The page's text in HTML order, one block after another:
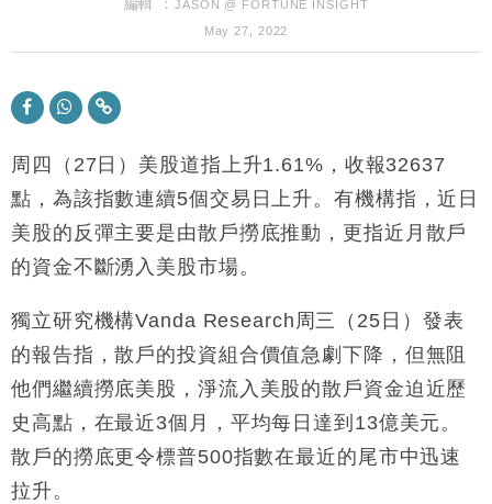
財經｜華僑銀行上半年淨利創新高 中期息增15%至
47仙
17:33
及消費表現
損失近6900萬元
16:05
財經｜日經失守6.5萬點後回穩 全周仍升近2%
15:47
粦接任
15:11
13:44
財經｜內地7月美元計價出口增近24%勝預期 貿易順
差達1125億美元
12:44
財經｜日本春季三度入市撐日圓 4月單日斥6.28萬億
日圓干預創新高
11:12
國際｜特朗普料美伊戰事快結束 承認部分彈藥庫存緊
編輯 ：JASON @ FORTUNE INSIGHT
May 27, 2022
周四（27日）美股道指上升1.61%，收報32637
點，為該指數連續5個交易日上升。有機構指，近日
美股的反彈主要是由散戶撈底推動，更指近月散戶
的資金不斷湧入美股市場。
獨立研究機構Vanda Research周三（25日）發表
的報告指，散戶的投資組合價值急劇下降，但無阻
他們繼續撈底美股，淨流入美股的散戶資金迫近歷
史高點，在最近3個月，平均每日達到13億美元。
散戶的撈底更令標普500指數在最近的尾市中迅速
拉升。